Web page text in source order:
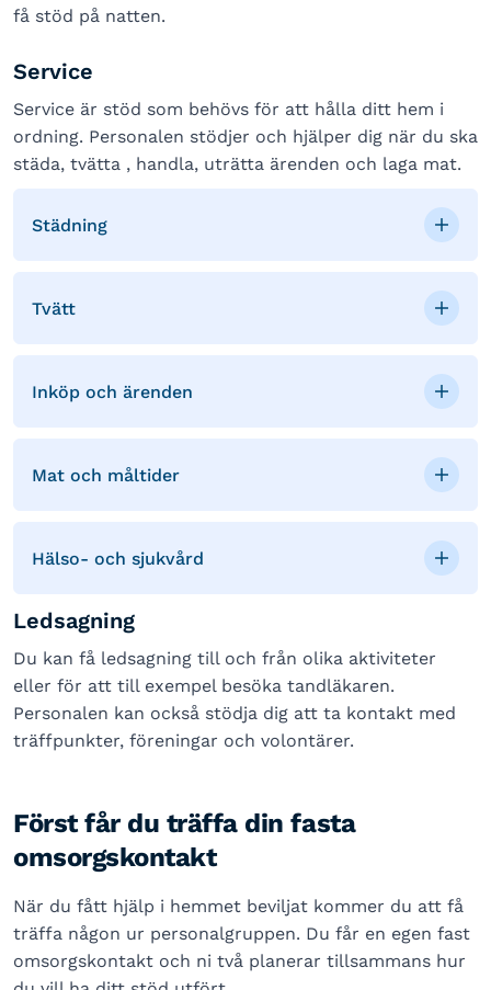
få stöd på natten.
Service
Service är stöd som behövs för att hålla ditt hem i
ordning. Personalen stödjer och hjälper dig när du ska
städa, tvätta , handla, uträtta ärenden och laga mat.
Städning
Tvätt
Inköp och ärenden
Mat och måltider
Hälso- och sjukvård
Ledsagning
Du kan få ledsagning till och från olika aktiviteter
eller för att till exempel besöka tandläkaren.
Personalen kan också stödja dig att ta kontakt med
träffpunkter, föreningar och volontärer.
Först får du träffa din fasta
omsorgskontakt
När du fått hjälp i hemmet beviljat kommer du att få
träffa någon ur personalgruppen. Du får en egen fast
omsorgskontakt och ni två planerar tillsammans hur